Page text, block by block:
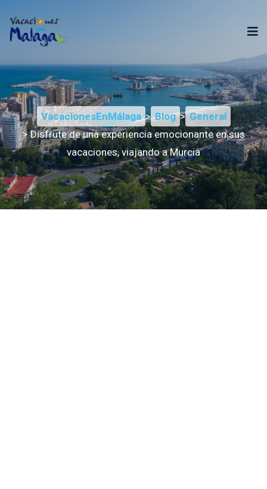
VacacionesEnMálaga > Blog > General
> Disfrute de una experiencia emocionante en sus
vacaciones, viajando a Murcia